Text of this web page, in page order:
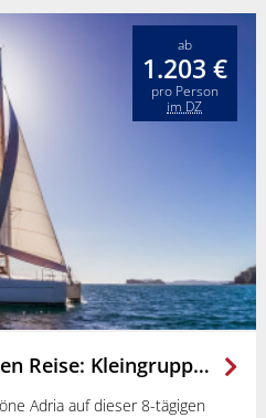
Montenegro & Kroatien Reise: Kleingruppenreise - Segeln in Montenegro
Adria auf dieser 8-tägigen
ab
1.203 €
pro Person
im DZ